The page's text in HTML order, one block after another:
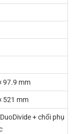
97.9 mm
521 mm
+ chổi phụ